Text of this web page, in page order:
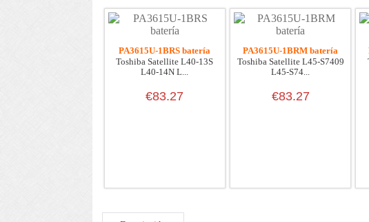
PA3615U-1BRS batería
Toshiba Satellite L40-13S
L40-14N L...
€83.27
PA3615U-1BRM batería
Toshiba Satellite L45-S7409
L45-S74...
€83.27